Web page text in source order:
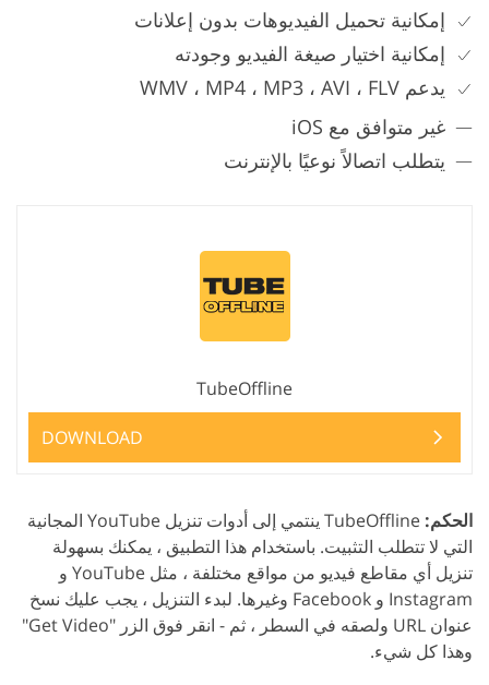
إمكانية تحميل الفيديوهات بدون إعلانات
إمكانية اختيار صيغة الفيديو وجودته
يدعم WMV ، MP4 ، MP3 ، AVI ، FLV
غير متوافق مع iOS
يتطلب اتصالاً نوعيًا بالإنترنت
TubeOffline
DOWNLOAD
الحكم:
TubeOffline ينتمي إلى أدوات تنزيل YouTube المجانية
التي لا تتطلب التثبيت. باستخدام هذا التطبيق ، يمكنك بسهولة
تنزيل أي مقاطع فيديو من مواقع مختلفة ، مثل YouTube و
Instagram و Facebook وغيرها. لبدء التنزيل ، يجب عليك نسخ
عنوان URL ولصقه في السطر ، ثم - انقر فوق الزر "Get Video"
وهذا كل شيء.